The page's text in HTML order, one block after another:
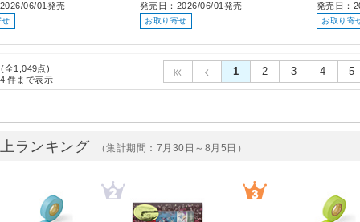
06/01発売
せ
発売日：2026/06/01発売
お取り寄せ
発売日：
お取り寄
全1,049点)
件まで表示
1 2 3 4 5
ランキング （集計期間：7月30日～8月5日）